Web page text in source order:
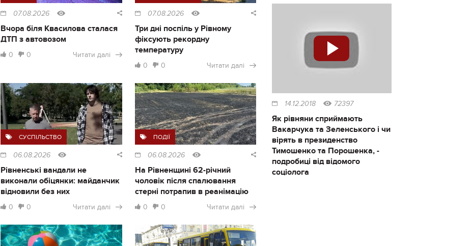
07.08.2026
Вчора біля Квасилова сталася
ДТП з автовозом
0 0 Читати далі
07.08.2026
Три дні поспіль у Рівному
фіксують рекордну
температуру
0 0 Читати далі
СУСПІЛЬСТВО
06.08.2026
Рівненські вандали не
виконали обіцянки: майданчик
відновили без них
0 0 Читати далі
ПОДІЇ
06.08.2026
На Рівненщині 62-річний
чоловік після спалювання
стерні потрапив в реанімацію
0 0 Читати далі
14.12.2018 72397
Як рівняни сприймають
Вакарчука та Зеленського і чи
вірять в президенство
Тимошенко та Порошенка, -
подробиці від відомого
соціолога